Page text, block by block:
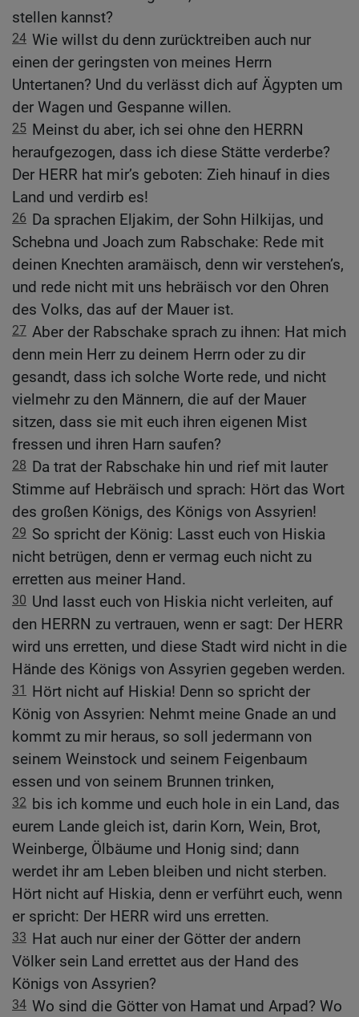
stellen kannst?
24 Wie willst du denn zurücktreiben auch nur
einen der geringsten von meines Herrn
Untertanen? Und du verlässt dich auf Ägypten um
der Wagen und Gespanne willen.
25 Meinst du aber, ich sei ohne den HERRN
heraufgezogen, dass ich diese Stätte verderbe?
Der HERR hat mir’s geboten: Zieh hinauf in dies
Land und verdirb es!
26 Da sprachen Eljakim, der Sohn Hilkijas, und
Schebna und Joach zum Rabschake: Rede mit
deinen Knechten aramäisch, denn wir verstehen’s,
und rede nicht mit uns hebräisch vor den Ohren
des Volks, das auf der Mauer ist.
27 Aber der Rabschake sprach zu ihnen: Hat mich
denn mein Herr zu deinem Herrn oder zu dir
gesandt, dass ich solche Worte rede, und nicht
vielmehr zu den Männern, die auf der Mauer
sitzen, dass sie mit euch ihren eigenen Mist
fressen und ihren Harn saufen?
28 Da trat der Rabschake hin und rief mit lauter
Stimme auf Hebräisch und sprach: Hört das Wort
des großen Königs, des Königs von Assyrien!
29 So spricht der König: Lasst euch von Hiskia
nicht betrügen, denn er vermag euch nicht zu
erretten aus meiner Hand.
30 Und lasst euch von Hiskia nicht verleiten, auf
den HERRN zu vertrauen, wenn er sagt: Der HERR
wird uns erretten, und diese Stadt wird nicht in die
Hände des Königs von Assyrien gegeben werden.
31
Hört nicht auf Hiskia! Denn so spricht der
König von Assyrien: Nehmt meine Gnade an und
kommt zu mir heraus, so soll jedermann von
seinem Weinstock und seinem Feigenbaum
essen und von seinem Brunnen trinken,
32 bis ich komme und euch hole in ein Land, das
eurem Lande gleich ist, darin Korn, Wein, Brot,
Weinberge, Ölbäume und Honig sind; dann
werdet ihr am Leben bleiben und nicht sterben.
Hört nicht auf Hiskia, denn er verführt euch, wenn
er spricht: Der HERR wird uns erretten.
33 Hat auch nur einer der Götter der andern
Völker sein Land errettet aus der Hand des
Königs von Assyrien?
34 Wo sind die Götter von Hamat und Arpad? Wo